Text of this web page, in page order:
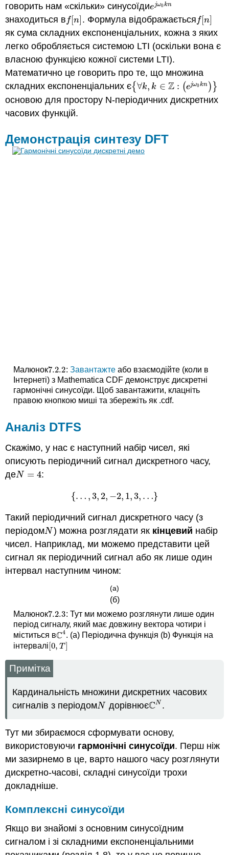
говорить нам «скільки» синусоїдиejω0kn
ejω0k
знаходиться в f [n
f[ n] . Формула відображається f [n
f[ n]
як сума складних експоненціальних, кожна з яких
легко обробляється системою LTI (оскільки вона є
власною функцією кожної системи LTI).
Математично це говорить про те, що множина
складних експоненціальних є{∀k, k ∈ Z : (ejω0kn ) }
{ ∀k,k∈Z :(e j ω0kn)}
основою для простору N-періодичних дискретних
часових функцій.
Демонстрація синтезу DFT
Малюнок7.2.2
7.2.2: Завантажтеабо взаємодійте (коли в
Інтернеті) з Mathematica CDF демонструє дискретні
гармонічні синусоїди. Щоб завантажити, клацніть
правою кнопкою миші та збережіть як .cdf.
Аналіз DTFS
Скажімо, у нас є наступний набір чисел, які
описують періодичний сигнал дискретного часу,
деN = 4
N=4 :
{… ,3, 2, −2, 1, 3, …}
{ … ,3 ,2, −2,1,3,… }
Такий періодичний сигнал дискретного часу (з
періодомN
N ) можна розглядати як кінцевий набір
чисел. Наприклад, ми можемо представити цей
сигнал як періодичний сигнал або як лише один
інтервал наступним чином:
(а)
(б)
Малюнок7.2.3
7.2.3: Тут ми можемо розглянути лише один
період сигналу, який має довжину вектора чотири і
міститься вC4
C4. (a) Періодична функція (b) Функція на
інтервалі [0, T]
0,T]
Примітка
Кардинальність множини дискретних часових
сигналів з періодомN
N дорівнюєCN
CN .
Тут ми збираємося сформувати основу,
використовуючи гармонічні синусоїди. Перш ніж
ми зазирнемо в це, варто нашого часу розглянути
дискретно-часові, складні синусоїди трохи
докладніше.
Комплексні синусоїди
Якщо ви знайомі з основним синусоїдним
сигналом і зі складними експоненціальними